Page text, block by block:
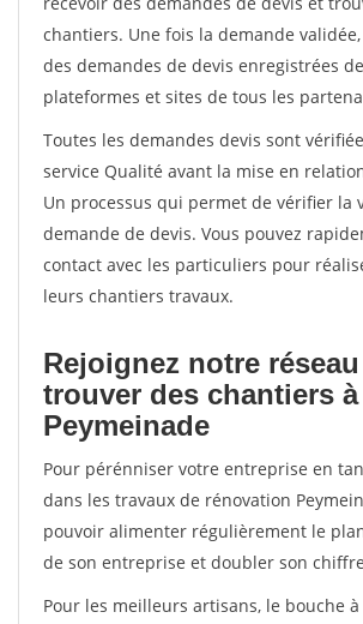
chantiers. Une fois la demande
des demandes de devis enregistrées
plateformes et sites de tous les
Toutes les demandes devis sont
service Qualité avant la mise en
Un processus qui permet de vérifier la
demande de devis. Vous pouvez
contact avec les particuliers pour
leurs chantiers travaux.
Rejoignez notre
trouver des chantiers à
Peymeinade
Pour pérénniser votre entreprise en
dans les travaux de rénovation
pouvoir alimenter régulièrement le
de son entreprise et doubler son
Pour les meilleurs artisans, le bouche